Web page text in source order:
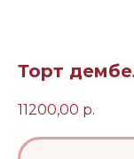
Торт
11200,00 р.